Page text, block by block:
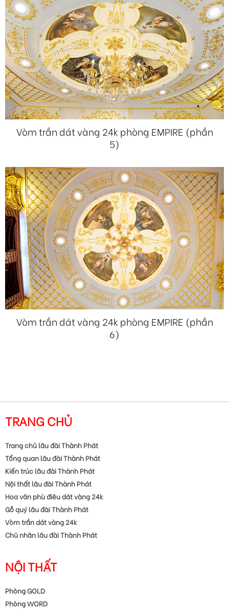
Vòm trần dát vàng 24k phòng EMPIRE (phần
5)
Vòm trần dát vàng 24k phòng EMPIRE (phần
6)
TRANG CHỦ
Trang chủ lâu đài Thành Phát
Tổng quan lâu đài Thành Phát
Kiến trúc lâu đài Thành Phát
Nội thất lâu đài Thành Phát
Hoa văn phù điêu dát vàng 24k
Gỗ quý lâu đài Thành Phát
Vòm trần dát vàng 24k
Chủ nhân lâu đài Thành Phát
NỘI THẤT
Phòng GOLD
Phòng WORD